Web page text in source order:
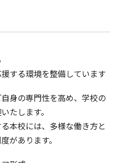
信登録
このサイトについて
する環境を整備しています
身の専門性を高め、学校の
たします。
本校には、多様な働き方と
があります。